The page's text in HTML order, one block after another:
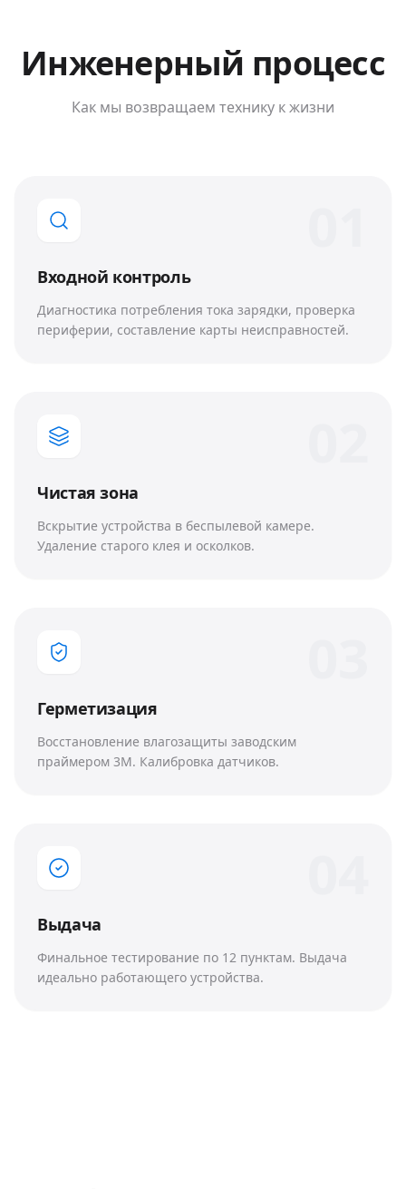
Инженерный процесс
Как мы возвращаем технику к жизни
Входной контроль
Диагностика потребления тока зарядки, проверка
периферии, составление карты неисправностей.
Чистая зона
Вскрытие устройства в беспылевой камере.
Удаление старого клея и осколков.
Герметизация
Восстановление влагозащиты заводским
праймером 3M. Калибровка датчиков.
Выдача
Финальное тестирование по 12 пунктам. Выдача
идеально работающего устройства.